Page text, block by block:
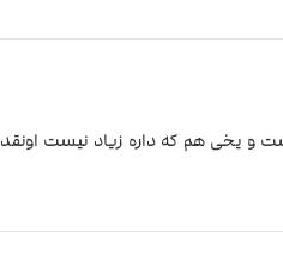
و یخی هم که داره زیاد نیست